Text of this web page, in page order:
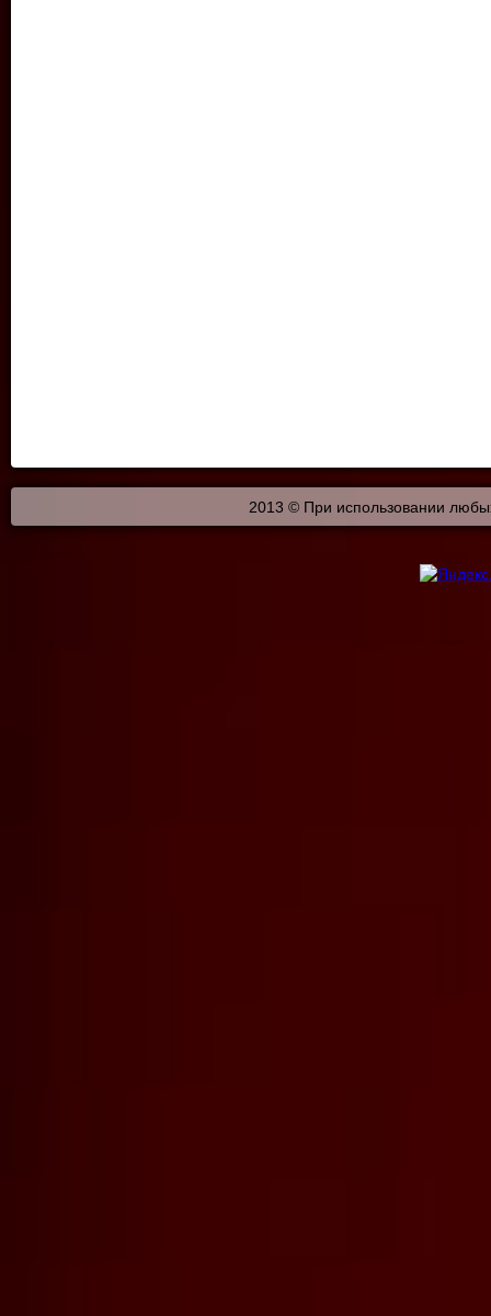
2013 © При использовании